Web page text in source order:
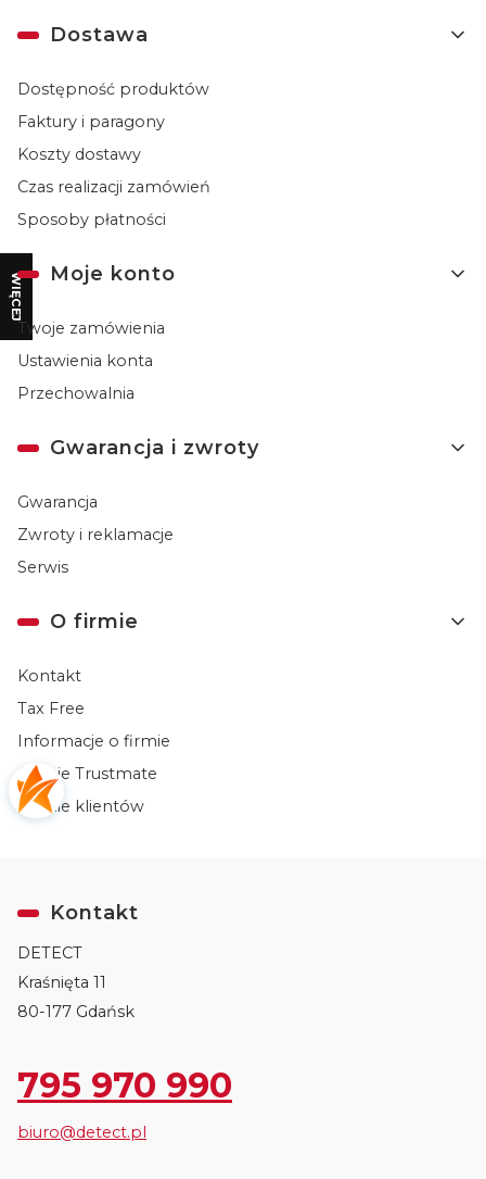
WIĘCEJ
Dostawa
Dostępność produktów
Faktury i paragony
Koszty dostawy
Czas realizacji zamówień
Sposoby płatności
Moje konto
Twoje zamówienia
Ustawienia konta
Przechowalnia
Gwarancja i zwroty
Gwarancja
Zwroty i reklamacje
Serwis
O firmie
Kontakt
Tax Free
Informacje o firmie
Opinie Trustmate
Opinie klientów
Kontakt
DETECT
Kraśnięta 11
80-177 Gdańsk
795 970 990
biuro@detect.pl